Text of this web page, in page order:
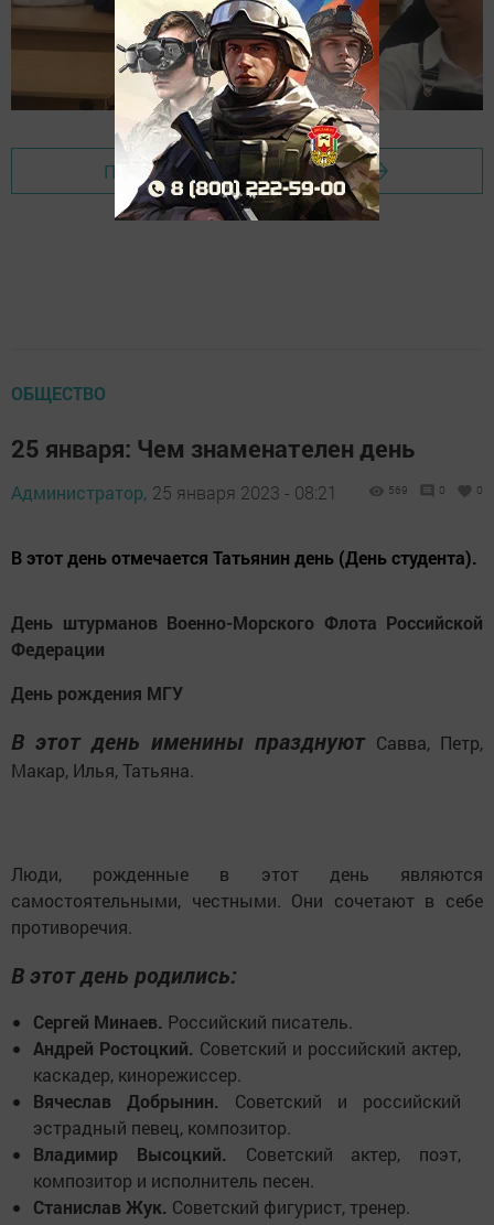
Перейти на страницу новости
ОБЩЕСТВО
25 января: Чем знаменателен день
Администратор, 25 января 2023 - 08:21 569 0 0
В этот день отмечается Татьянин день (День студента).
День штурманов Военно-Морского Флота Российской
Федерации
День рождения МГУ
В этот день именины празднуют Савва, Петр,
Макар, Илья, Татьяна.
Люди, рожденные в этот день являются
самостоятельными, честными. Они сочетают в себе
противоречия.
В этот день родились:
Сергей Минаев. Российский писатель.
Андрей Ростоцкий. Советский и российский актер,
каскадер, кинорежиссер.
Вячеслав Добрынин. Советский и российский
эстрадный певец, композитор.
Владимир Высоцкий. Советский актер, поэт,
композитор и исполнитель песен.
Станислав Жук. Советский фигурист, тренер.